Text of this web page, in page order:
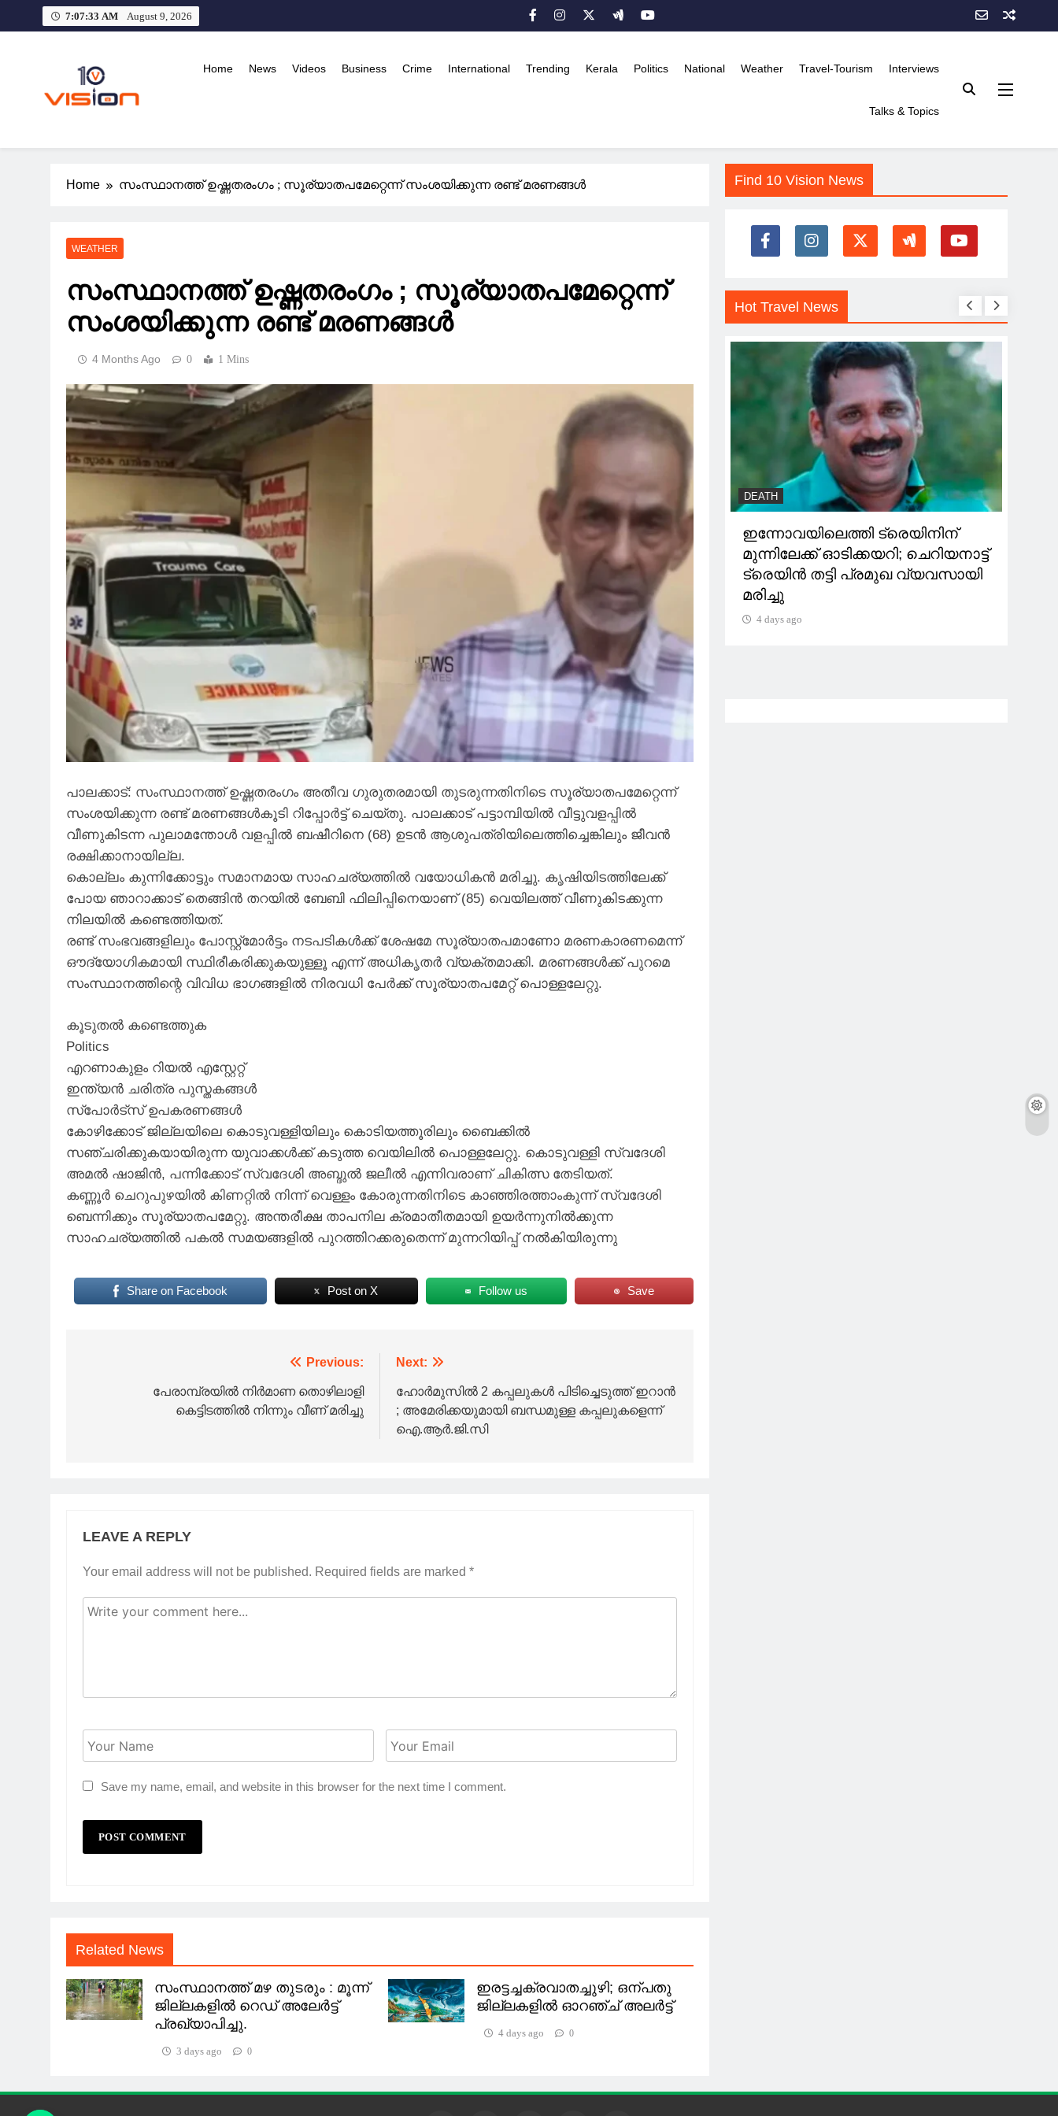
7:07:33 AM August 9, 2026
Home News Videos Business Crime International Trending Kerala Politics National Weather Travel-Tourism Interviews
Talks & Topics
Home സംസ്ഥാനത്ത് ഉഷ്ണതരംഗം ; സൂര്യാതപമേറ്റെന്ന് സംശയിക്കുന്ന രണ്ട് മരണങ്ങൾ
WEATHER
സംസ്ഥാനത്ത് ഉഷ്ണതരംഗം ; സൂര്യാതപമേറ്റെന്ന്
സംശയിക്കുന്ന രണ്ട് മരണങ്ങൾ
4 Months Ago 0 1 Mins
പാലക്കാട്: സംസ്ഥാനത്ത് ഉഷ്ണതരംഗം അതീവ ഗുരുതരമായി തുടരുന്നതിനിടെ സൂര്യാതപമേറ്റെന്ന്
സംശയിക്കുന്ന രണ്ട് മരണങ്ങൾകൂടി റിപ്പോർട്ട് ചെയ്തു. പാലക്കാട് പട്ടാമ്പിയിൽ വീട്ടുവളപ്പിൽ
വീണുകിടന്ന പുലാമന്തോൾ വളപ്പിൽ ബഷീറിനെ (68) ഉടൻ ആശുപത്രിയിലെത്തിച്ചെങ്കിലും ജീവൻ
രക്ഷിക്കാനായില്ല.
കൊല്ലം കുന്നിക്കോട്ടും സമാനമായ സാഹചര്യത്തിൽ വയോധികൻ മരിച്ചു. കൃഷിയിടത്തിലേക്ക്
പോയ ഞാറാക്കാട് തെങ്ങിൻ തറയിൽ ബേബി ഫിലിപ്പിനെയാണ് (85) വെയിലത്ത് വീണുകിടക്കുന്ന
നിലയിൽ കണ്ടെത്തിയത്.
രണ്ട് സംഭവങ്ങളിലും പോസ്റ്റ്മോർട്ടം നടപടികൾക്ക് ശേഷമേ സൂര്യാതപമാണോ മരണകാരണമെന്ന്
ഔദ്യോഗികമായി സ്ഥിരീകരിക്കുകയുള്ളൂ എന്ന് അധികൃതർ വ്യക്തമാക്കി. മരണങ്ങൾക്ക് പുറമെ
സംസ്ഥാനത്തിന്റെ വിവിധ ഭാഗങ്ങളിൽ നിരവധി പേർക്ക് സൂര്യാതപമേറ്റ് പൊള്ളലേറ്റു.
കൂടുതൽ കണ്ടെത്തുക
Politics
എറണാകുളം റിയൽ എസ്റ്റേറ്റ്
ഇന്ത്യൻ ചരിത്ര പുസ്തകങ്ങൾ
സ്പോർട്സ് ഉപകരണങ്ങൾ
കോഴിക്കോട് ജില്ലയിലെ കൊടുവള്ളിയിലും കൊടിയത്തൂരിലും ബൈക്കിൽ
സഞ്ചരിക്കുകയായിരുന്ന യുവാക്കൾക്ക് കടുത്ത വെയിലിൽ പൊള്ളലേറ്റു. കൊടുവള്ളി സ്വദേശി
അമൽ ഷാജിൻ, പന്നിക്കോട് സ്വദേശി അബ്ദുൽ ജലീൽ എന്നിവരാണ് ചികിത്സ തേടിയത്.
കണ്ണൂർ ചെറുപുഴയിൽ കിണറ്റിൽ നിന്ന് വെള്ളം കോരുന്നതിനിടെ കാഞ്ഞിരത്താംകുന്ന് സ്വദേശി
ബെന്നിക്കും സൂര്യാതപമേറ്റു. അന്തരീക്ഷ താപനില ക്രമാതീതമായി ഉയർന്നുനിൽക്കുന്ന
സാഹചര്യത്തിൽ പകൽ സമയങ്ങളിൽ പുറത്തിറക്കരുതെന്ന് മുന്നറിയിപ്പ് നൽകിയിരുന്നു
Share on Facebook Post on X Follow us Save
navigation
Previous:
പേരാമ്പ്രയിൽ നിർമാണ തൊഴിലാളി
കെട്ടിടത്തിൽ നിന്നും വീണ് മരിച്ചു
Next:
ഹോർമുസിൽ 2 കപ്പലുകൾ പിടിച്ചെടുത്ത് ഇറാൻ
; അമേരിക്കയുമായി ബന്ധമുള്ള കപ്പലുകളെന്ന്
ഐ.ആർ.ജി.സി
LEAVE A REPLY
Your email address will not be published. Required fields are marked *
Save my name, email, and website in this browser for the next time I comment.
Related News
സംസ്ഥാനത്ത് മഴ തുടരും : മൂന്ന്
ജില്ലകളിൽ റെഡ് അലേർട്ട്
പ്രഖ്യാപിച്ചു.
3 days ago 0
ഇരട്ടച്ചക്രവാതച്ചുഴി; ഒന്പതു
ജില്ലകളില്‍ ഓറഞ്ച് അലര്‍ട്ട്
4 days ago 0
Find 10 Vision News
Hot Travel News
ഈജിപ്ത് വരും; വെളിപ്പെടുത്തി
തുര്‍ക്കി, ആര്‍4 നേരത്തെ റെഡി,
സൗദിക്ക് മുന്നറിയി പ്പുമായി ഇറാൻ
DEATH
ഇന്നോവയിലെത്തി ട്രെയിനിന്
മുന്നിലേക്ക് ഓടിക്കയറി; ചെറിയനാട്ട്
ട്രെയിൻ തട്ടി പ്രമുഖ വ്യവസായി
മരിച്ചു
4 days ago